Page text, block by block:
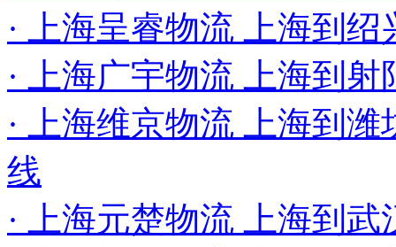
· 上海呈睿物流 上海到
· 上海广宇物流 上海到射
· 上海维京物流 上海到
线
· 上海元楚物流 上海到武